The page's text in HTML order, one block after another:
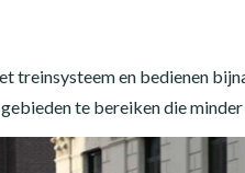
treinsysteem en bedienen
te bereiken die